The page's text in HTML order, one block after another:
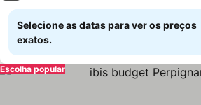
Selecione as datas para ver os preços
exatos.
Escolha popular